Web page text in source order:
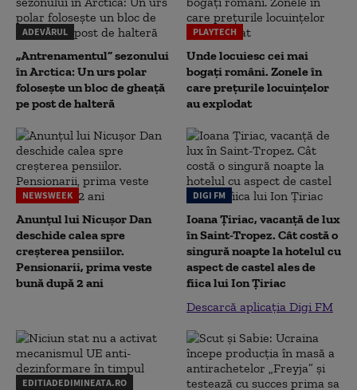
ADEVĂRUL
„Antrenamentul” sezonului
în Arctica: Un urs polar
folosește un bloc de gheață
pe post de halteră
PLAYTECH
Unde locuiesc cei mai
bogați români. Zonele în
care prețurile locuințelor
au explodat
NEWSWEEK
Anunțul lui Nicușor Dan
deschide calea spre
creșterea pensiilor.
Pensionarii, prima veste
bună după 2 ani
DIGI FM
Ioana Țiriac, vacanță de lux
în Saint-Tropez. Cât costă o
singură noapte la hotelul cu
aspect de castel ales de
fiica lui Ion Țiriac
Descarcă aplicația Digi FM
EDITIADEDIMINEATA.RO